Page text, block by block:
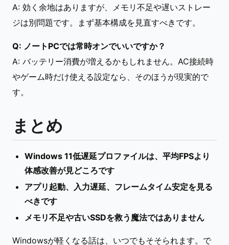
A: 効く余地はありますが、メモリ不足や遅いストレー
ジは別問題です。まず基本構成を見直すべきです。
Q: ノートPCでは常時オンでいいですか？
A: バッテリー消費が増えるかもしれません。AC接続時
やゲーム時だけ使える設定なら、そのほうが現実的で
す。
まとめ
Windows 11低遅延プロファイルは、平均FPSより
体感改善が見どころです
アプリ起動、入力遅延、フレームタイム安定を見る
べきです
メモリ不足や古いSSDを救う魔法ではありません
Windowsが軽くなる話は、いつでもそそられます。で